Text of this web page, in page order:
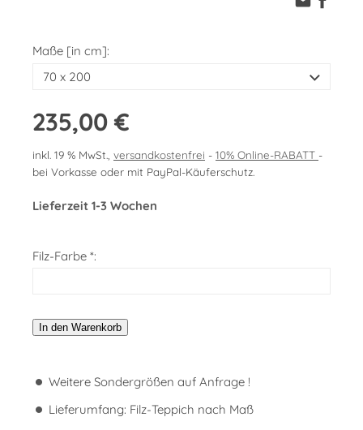
Maße [in cm]:
235,00 €
inkl. 19 % MwSt., versandkostenfrei - 10% Online-RABATT -
bei Vorkasse oder mit PayPal-Käuferschutz.
Lieferzeit 1-3 Wochen
Filz-Farbe *:
In den Warenkorb
Weitere Sondergrößen auf Anfrage !
Lieferumfang: Filz-Teppich nach Maß